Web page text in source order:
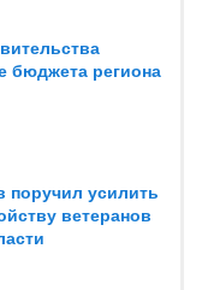
бюджета региона
усилить
ветеранов